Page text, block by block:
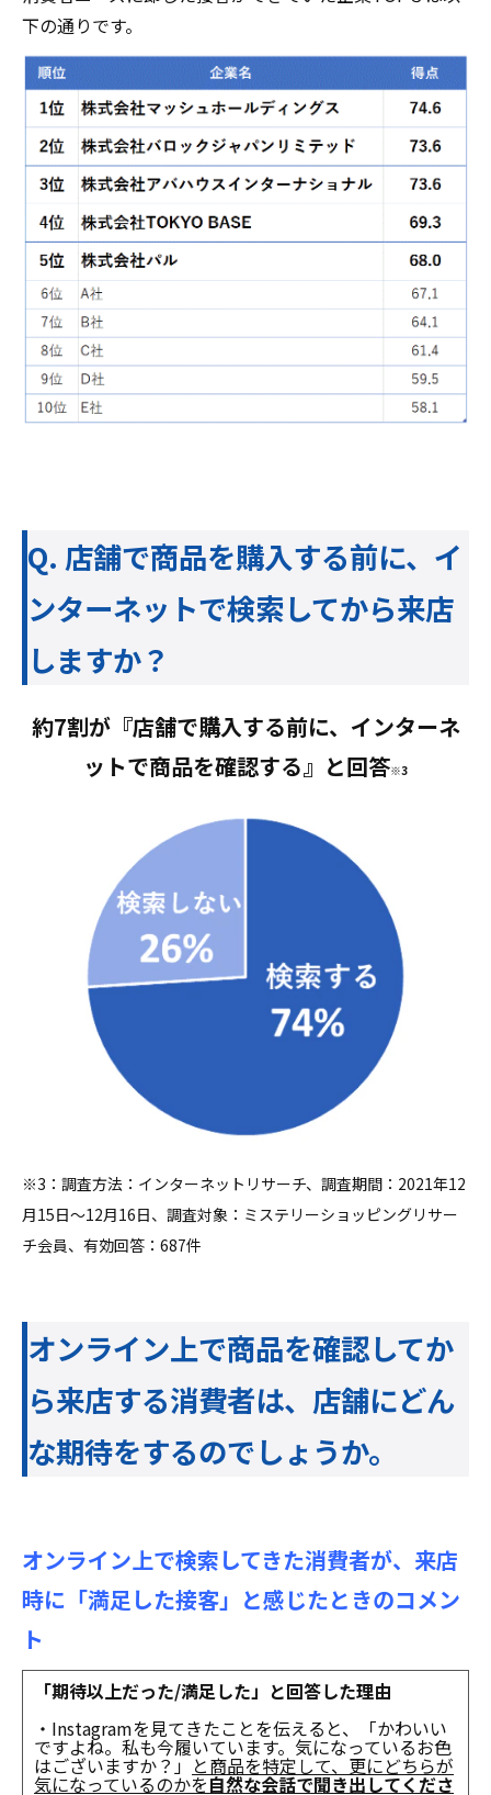
下の通りです。
Q. 店舗で商品を購入する前に、イ
ンターネットで検索してから来店
しますか？
約7割が『店舗で購入する前に、インターネ
ットで商品を確認する』と回答※3
※3：調査方法：インターネットリサーチ、調査期間：2021年12
月15日～12月16日、調査対象：ミステリーショッピングリサー
チ会員、有効回答：687件
オンライン上で商品を確認してか
ら来店する消費者は、店舗にどん
な期待をするのでしょうか。
オンライン上で検索してきた消費者が、来店
時に「満足した接客」と感じたときのコメン
ト
「期待以上だった/満足した」と回答した理由
・Instagramを見てきたことを伝えると、「かわいい
ですよね。私も今履いています。気になっているお色
はございますか？」 と商品を特定して、更にどちらが
気になっているのかを自然な会話で聞き出してくださ